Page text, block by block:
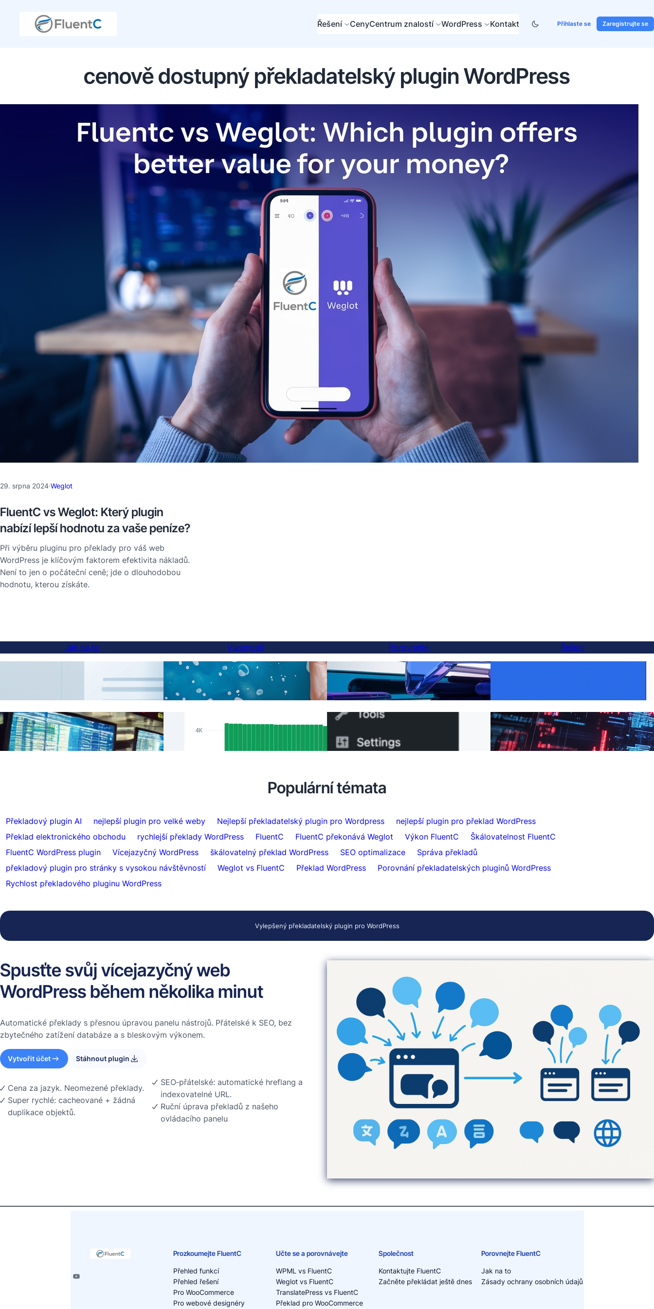
Řešení CenyCentrum znalostí WordPress Kontakt Přihlaste se Zaregistrujte se
cenově dostupný překladatelský plugin WordPress
29. srpna 2024·Weglot
FluentC vs Weglot: Který plugin
nabízí lepší hodnotu za vaše peníze?
Při výběru pluginu pro překlady pro váš web
WordPress je klíčovým faktorem efektivita nákladů.
Není to jen o počáteční ceně; jde o dlouhodobou
hodnotu, kterou získáte.
Jak na to
Jak přidat přepínač jazyků na webové
Přeskočit překlady pro konkrétní obsah s
FluentC
Vlastnosti
AI překlady
Reálné SEO výsledky: Jak podpora
Porovnejte
Nakonec lepší alternativa k Weglot — a
můžete přepnout za 5 minut
minut
Řešení
Bezproblémový překlad webových stránek
pro klienty
Populární témata
Překladový plugin AI nejlepší plugin pro velké weby Nejlepší překladatelský plugin pro Wordpress
nejlepší plugin pro překlad WordPress
Překlad elektronického obchodu
rychlejší překlady WordPress FluentC FluentC překonává Weglot Výkon FluentC
Škálovatelnost FluentC
FluentC WordPress plugin
Vícejazyčný WordPress škálovatelný překlad WordPress SEO optimalizace
Správa překladů
překladový plugin pro stránky s vysokou návštěvností
Weglot vs FluentC Překlad WordPress
Porovnání překladatelských pluginů WordPress
Rychlost překladového pluginu WordPress
Vylepšený překladatelský plugin pro WordPress
Spusťte svůj vícejazyčný web
WordPress během několika minut
Automatické překlady s přesnou úpravou panelu nástrojů. Přátelské k SEO, bez
zbytečného zatížení databáze a s bleskovým výkonem.
Vytvořit účet Stáhnout plugin
Cena za jazyk. Neomezené překlady.
Super rychlé: cacheované + žádná
duplikace objektů.
SEO‑přátelské: automatické hreflang a
indexovatelné URL.
Ruční úprava překladů z našeho
ovládacího panelu
Prozkoumejte FluentC
Přehled funkcí
Přehled řešení
Pro WooCommerce
Pro webové designéry
Učte se a porovnávejte
WPML vs FluentC
Weglot vs FluentC
TranslatePress vs FluentC
Překlad pro WooCommerce
Společnost
Kontaktujte FluentC
Začněte překládat ještě dnes
Porovnejte FluentC
Jak na to
Zásady ochrany osobních údajů